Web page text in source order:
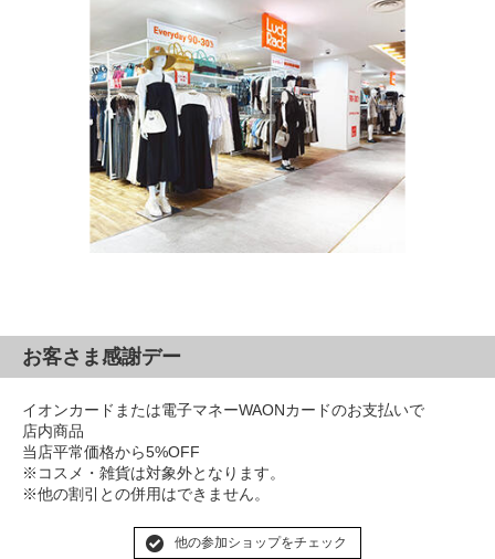
お客さま感謝デー
イオンカードまたは電子マネーWAONカードのお支払いで
店内商品
当店平常価格から5%OFF
※コスメ・雑貨は対象外となります。
※他の割引との併用はできません。
他の参加ショップをチェック